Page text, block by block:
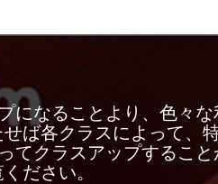
になることより、色々
ば各クラスによって、
てクラスアップするこ
ださい。